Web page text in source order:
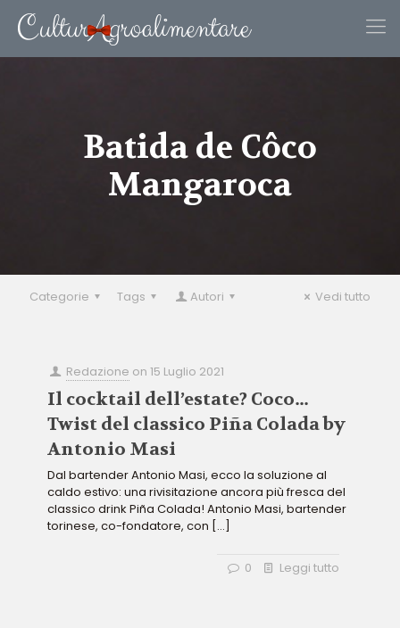
Batida de Côco
Mangaroca
Categorie Tags Autori Vedi tutto
Redazione on15 Luglio 2021
Il cocktail dell’estate? Coco…
Twist del classico Piña Colada by
Antonio Masi
Dal bartender Antonio Masi, ecco la soluzione al
caldo estivo: una rivisitazione ancora più fresca del
classico drink Piña Colada! Antonio Masi, bartender
torinese, co-fondatore, con […]
0 Leggi tutto